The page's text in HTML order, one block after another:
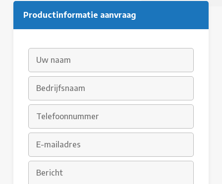
Productinformatie aanvraag